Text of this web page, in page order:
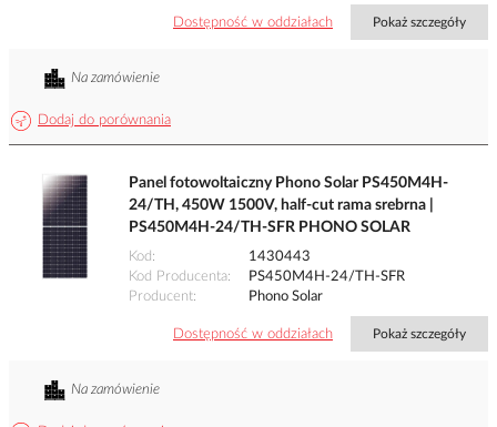
Dostępność w oddziałach Pokaż szczegóły
Dodaj do porównania
Na zamówienie
Panel fotowoltaiczny Phono Solar PS450M4H-
24/TH, 450W 1500V, half-cut rama srebrna |
PS450M4H-24/TH-SFR PHONO SOLAR
Kod
1430443
Kod Producenta
PS450M4H-24/TH-SFR
Producent
Phono Solar
Dostępność w oddziałach Pokaż szczegóły
Na zamówienie